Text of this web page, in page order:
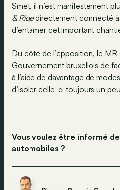
Smet, il n’est manifestement
& Ridedirectement connecté à
d’entamer cet important
Du côté de l’opposition, le MR
Gouvernement bruxellois de
à l’aide de davantage de
d’isoler celle-ci toujours un
Vous voulez être informé
automobiles ?